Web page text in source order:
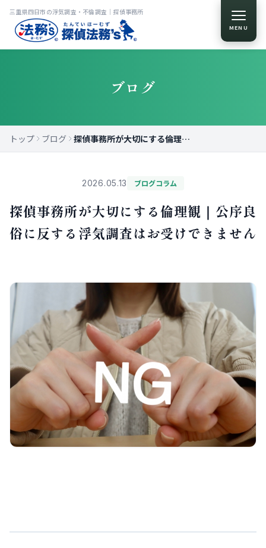
MENU
三重県四日市の浮気調査・不倫調査｜探偵事務所
ブログ
トップ ブログ 探偵事務所が大切にする倫理観｜公序良俗に反する浮気調査はお受けできません
2026.05.13 ブログコラム
探偵事務所が大切にする倫理観｜公序良
俗に反する浮気調査はお受けできません